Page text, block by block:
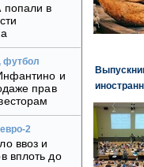
в
футбол
и
прав
2
ввоз и
вплоть до